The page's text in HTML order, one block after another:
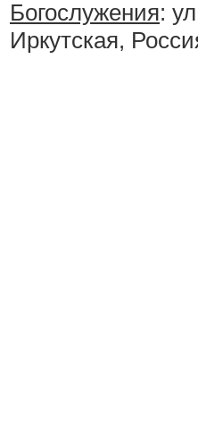
Богослужения:
Иркутская,